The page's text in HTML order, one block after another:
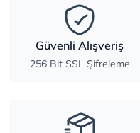
Güvenli Alışveriş
256 Bit SSL Şifreleme